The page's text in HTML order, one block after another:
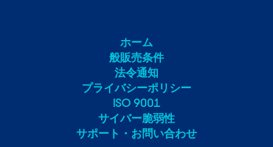
ホーム
般販売条件
法令通知
プライバシーポリシー
ISO 9001
サイバー脆弱性
サポート・お問い合わせ